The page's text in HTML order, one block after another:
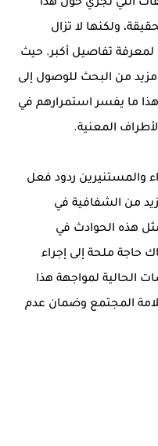
التي تجري حول هذا
ولكنها لا تزال
لمعرفة تفاصيل أكبر. حيث
مزيد من البحث للوصول إلى
ما يفسر استمرارهم في
المعنية.
والمستنيرين ردود فعل
من الشفافية في
هذه الحوادث في
حاجة ملحة إلى إجراء
الحالية لمواجهة هذا
المجتمع وضمان عدم